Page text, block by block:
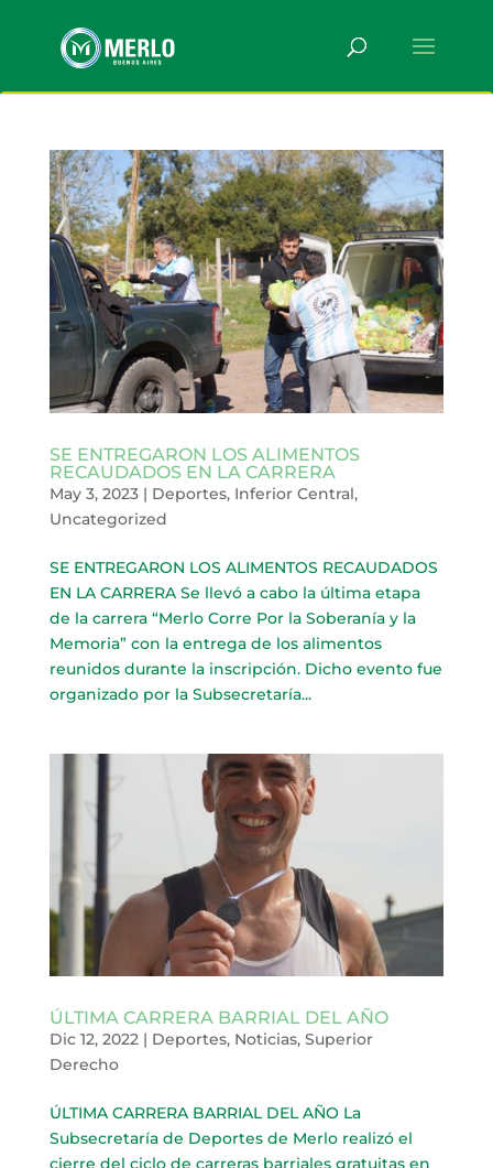
SE ENTREGARON LOS ALIMENTOS
RECAUDADOS EN LA CARRERA
May 3, 2023| Deportes, Inferior Central,
Uncategorized
SE ENTREGARON LOS ALIMENTOS RECAUDADOS
EN LA CARRERA Se llevó a cabo la última etapa
de la carrera “Merlo Corre Por la Soberanía y la
Memoria” con la entrega de los alimentos
reunidos durante la inscripción. Dicho evento fue
organizado por la Subsecretaría...
ÚLTIMA CARRERA BARRIAL DEL AÑO
Dic 12, 2022 | Deportes, Noticias, Superior
Derecho
ÚLTIMA CARRERA BARRIAL DEL AÑO La
Subsecretaría de Deportes de Merlo realizó el
cierre del ciclo de carreras barriales gratuitas en